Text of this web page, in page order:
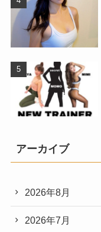
アーカイブ
2026年8月
2026年7月